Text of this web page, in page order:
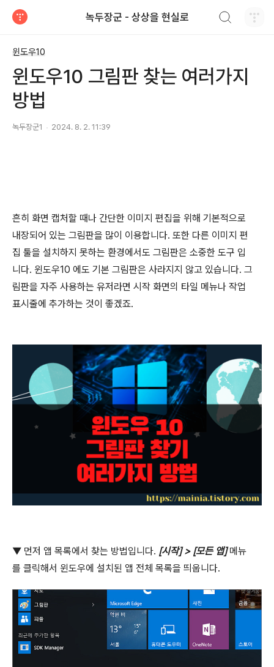
녹두장군 - 상상을 현실로
윈도우10
윈도우10 그림판 찾는 여러가지
방법
녹두장군1 2024. 8. 2. 11:39
흔히 화면 캡처할 때나 간단한 이미지 편집을 위해 기본적으로
내장되어 있는 그림판을 많이 이용합니다. 또한 다른 이미지 편
집 툴을 설치하지 못하는 환경에서도 그림판은 소중한 도구 입
니다. 윈도우10 에도 기본 그림판은 사라지지 않고 있습니다. 그
림판을 자주 사용하는 유저라면 시작 화면의 타일 메뉴나 작업
표시줄에 추가하는 것이 좋겠죠.
▼ 먼저 앱 목록에서 찾는 방법입니다. [시작] > [모든 앱] 메뉴
를 클릭해서 윈도우에 설치된 앱 전체 목록을 띄웁니다.